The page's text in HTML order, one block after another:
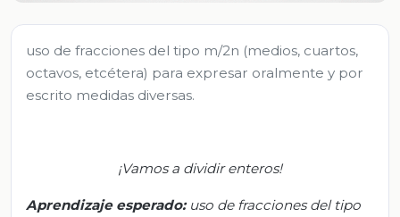
uso de fracciones del tipo m/2n (medios, cuartos,
octavos, etcétera) para expresar oralmente y por
escrito medidas diversas.
¡Vamos a dividir enteros!
Aprendizaje esperado: uso de fracciones del tipo